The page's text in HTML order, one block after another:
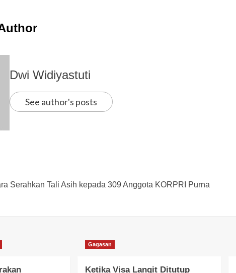
Dwi Widiyastuti
See author's posts
Serahkan Tali Asih kepada 309 Anggota KORPRI Purna
Gagasan
Ketika Visa Langit Ditutup